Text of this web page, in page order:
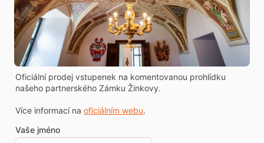
Oficiální prodej vstupenek na komentovanou prohlídku
našeho partnerského Zámku Žinkovy.
Více informací na oficiálním webu.
Vaše jméno